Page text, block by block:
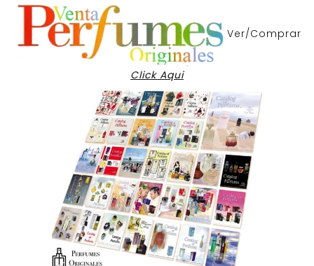
Ver/Comprar
Click Aqui